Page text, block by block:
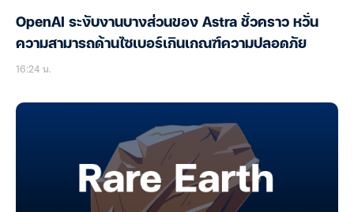
OpenAI ระงับงานบางส่วนของ Astra ชั่วคราว หวั่น
ความสามารถด้านไซเบอร์เกินเกณฑ์ความปลอดภัย
16:24 น.